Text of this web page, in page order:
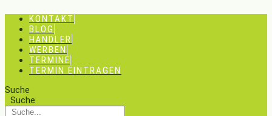
Inhalt
springen
KONTAKT
BLOG
HÄNDLER
WERBEN
TERMINE
TERMIN EINTRAGEN
Suche
Suche